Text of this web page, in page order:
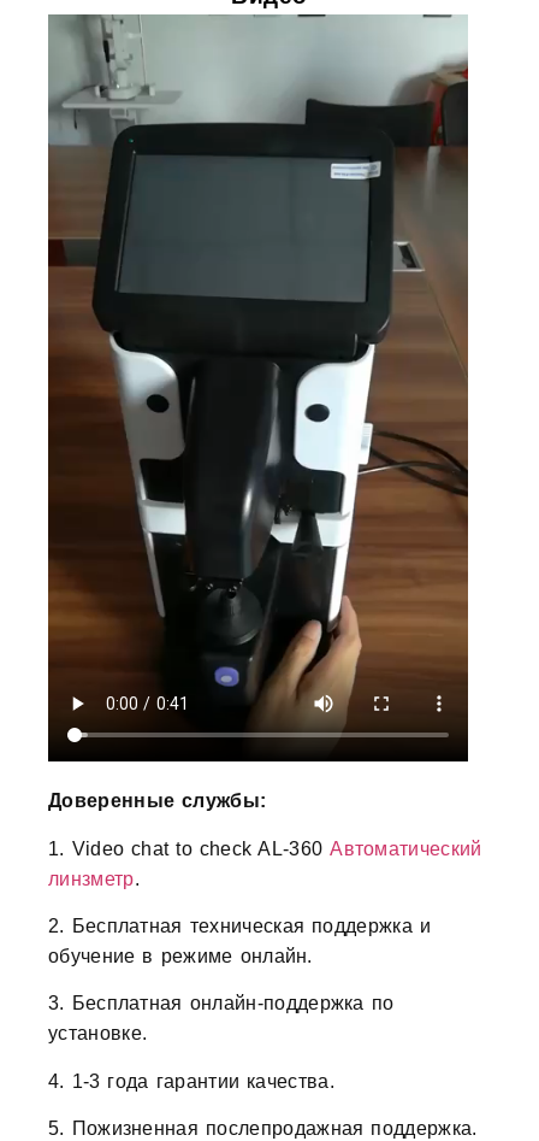
Доверенные службы:
1. Video chat to check AL-360Автоматический
линзметр.
2. Бесплатная техническая поддержка и
обучение в режиме онлайн.
3. Бесплатная онлайн-поддержка по
установке.
4. 1-3 года гарантии качества.
5. Пожизненная послепродажная поддержка.